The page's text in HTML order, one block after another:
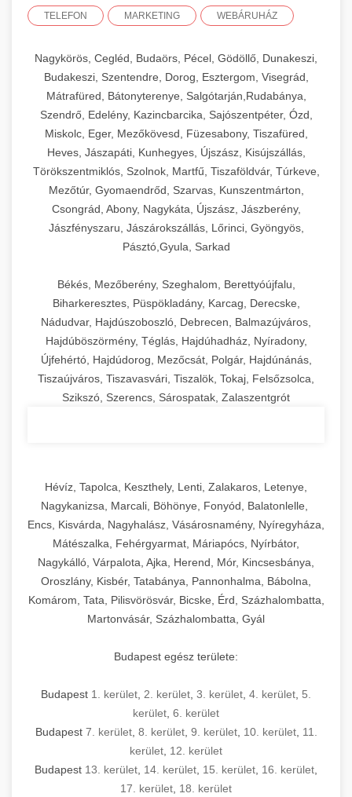
TELEFON MARKETING WEBÁRUHÁZ
Nagykörös, Cegléd, Budaörs, Pécel, Gödöllő, Dunakeszi,
Budakeszi, Szentendre, Dorog, Esztergom, Visegrád,
Mátrafüred, Bátonyterenye, Salgótarján,Rudabánya,
Szendrő, Edelény, Kazincbarcika, Sajószentpéter, Ózd,
Miskolc, Eger, Mezőkövesd, Füzesabony, Tiszafüred,
Heves, Jászapáti, Kunhegyes, Újszász, Kisújszállás,
Törökszentmiklós, Szolnok, Martfű, Tiszaföldvár, Túrkeve,
Mezőtúr, Gyomaendrőd, Szarvas, Kunszentmárton,
Csongrád, Abony, Nagykáta, Újszász, Jászberény,
Jászfényszaru, Jászárokszállás, Lőrinci, Gyöngyös,
Pásztó,Gyula, Sarkad
Békés, Mezőberény, Szeghalom, Berettyóújfalu,
Biharkeresztes, Püspökladány, Karcag, Derecske,
Nádudvar, Hajdúszoboszló, Debrecen, Balmazújváros,
Hajdúböszörmény, Téglás, Hajdúhadház, Nyíradony,
Újfehértó, Hajdúdorog, Mezőcsát, Polgár, Hajdúnánás,
Tiszaújváros, Tiszavasvári, Tiszalök, Tokaj, Felsőzsolca,
Szikszó, Szerencs, Sárospatak, Zalaszentgrót
Hévíz, Tapolca, Keszthely, Lenti, Zalakaros, Letenye,
Nagykanizsa, Marcali, Böhönye, Fonyód, Balatonlelle,
Encs, Kisvárda, Nagyhalász, Vásárosnamény, Nyíregyháza,
Mátészalka, Fehérgyarmat, Máriapócs, Nyírbátor,
Nagykálló, Várpalota, Ajka, Herend, Mór, Kincsesbánya,
Oroszlány, Kisbér, Tatabánya, Pannonhalma, Bábolna,
Komárom, Tata, Pilisvörösvár, Bicske, Érd, Százhalombatta,
Martonvásár, Százhalombatta, Gyál
Budapest egész területe:
Budapest 1. kerület 2. kerület 3. kerület 4. kerület 5.
kerület 6. kerület
Budapest 7. kerület, 8. kerület, 9. kerület, 10. kerület, 11.
kerület 12. kerület
Budapest 13. kerület 14. kerület 15. kerület 16. kerület
17. kerület 18. kerület